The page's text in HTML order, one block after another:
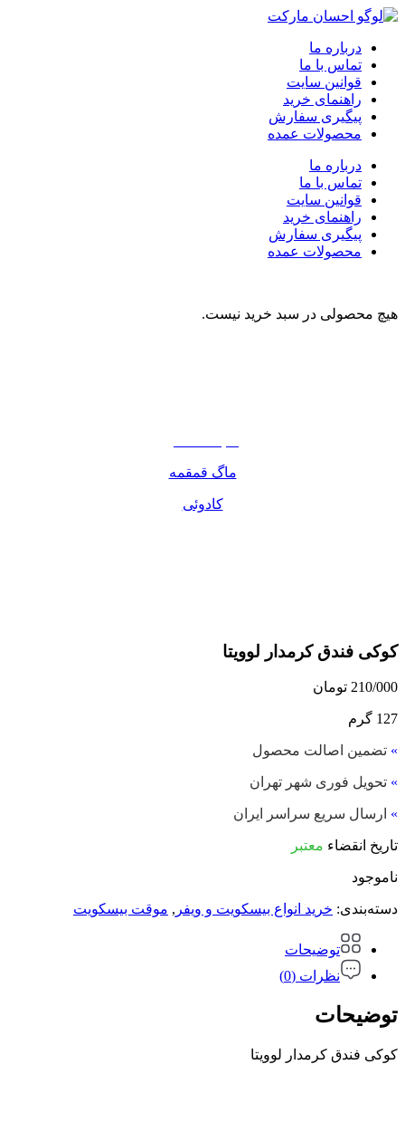
درباره ما
تماس با ما
قوانین سایت
راهنمای خرید
پیگیری سفارش
محصولات عمده
درباره ما
تماس با ما
قوانین سایت
راهنمای خرید
پیگیری سفارش
محصولات عمده
هیچ محصولی در سبد خرید نیست.
ماگ قمقمه
کادوئی
کوکی فندق کرمدار لوویتا
210/000 تومان
127 گرم
» تضمین اصالت محصول
» تحویل فوری شهر تهران
» ارسال سریع سراسر ایران
تاریخ انقضاء معتبر
ناموجود
دسته‌بندی: خرید انواع بیسکویت و ویفر , موقت بیسکویت
توضیحات
نظرات (0)
توضیحات
کوکی فندق کرمدار لوویتا